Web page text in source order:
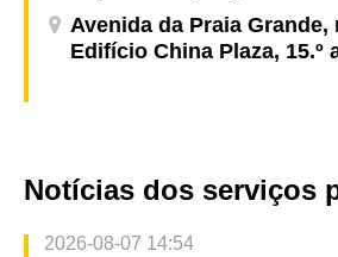
Avenida da Praia Grande,
Edifício China Plaza, 15.º
Notícias dos serviços
2026-08-07 14:54